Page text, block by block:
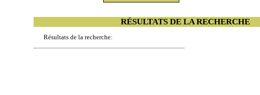
RÉSULTATS DE LA RECHERCHE
Résultats de la recherche: